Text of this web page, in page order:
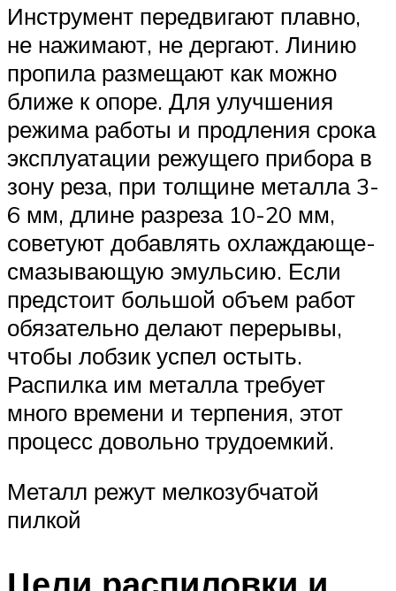
Инструмент передвигают плавно,
не нажимают, не дергают. Линию
пропила размещают как можно
ближе к опоре. Для улучшения
режима работы и продления срока
эксплуатации режущего прибора в
зону реза, при толщине металла 3-
6 мм, длине разреза 10-20 мм,
советуют добавлять охлаждающе-
смазывающую эмульсию. Если
предстоит большой объем работ
обязательно делают перерывы,
чтобы лобзик успел остыть.
Распилка им металла требует
много времени и терпения, этот
процесс довольно трудоемкий.
Металл режут мелкозубчатой
пилкой